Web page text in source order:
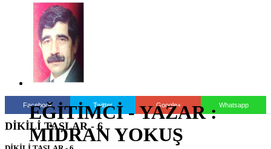
EĞİTİMCİ - YAZAR :
MİDRAN YOKUŞ
Facebook Twitter Google+ Whatsapp
DİKİLİ TAŞLAR - 6